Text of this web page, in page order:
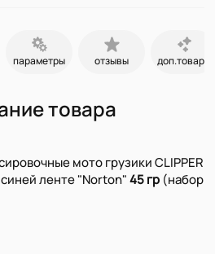
параметры отзывы доп.товары
товара
мото грузики CLIPPER
ленте "Norton"45 гр (набор